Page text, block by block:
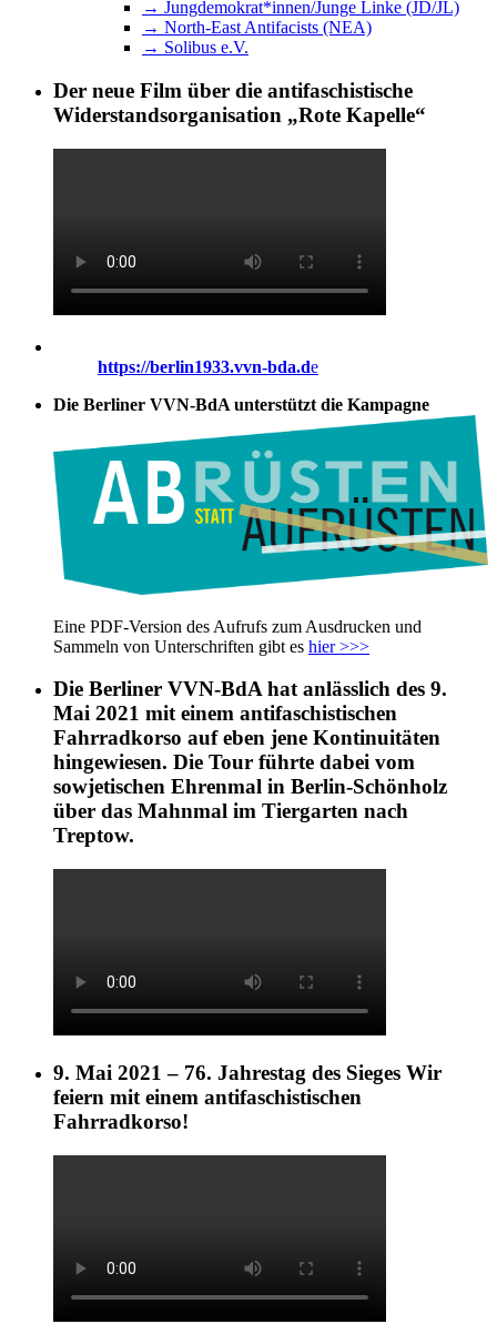
→ Jungdemokrat*innen/Junge Linke (JD/JL)
→ North-East Antifacists (NEA)
→ Solibus e.V.
Der neue Film über die antifaschistische
Widerstandsorganisation „Rote Kapelle“
https://berlin1933.vvn-bda.de
Die Berliner VVN-BdA unterstützt die Kampagne
Eine PDF-Version des Aufrufs zum Ausdrucken und
Sammeln von Unterschriften gibt es hier >>>
Die Berliner VVN-BdA hat anlässlich des 9.
Mai 2021 mit einem antifaschistischen
Fahrradkorso auf eben jene Kontinuitäten
hingewiesen. Die Tour führte dabei vom
sowjetischen Ehrenmal in Berlin-Schönholz
über das Mahnmal im Tiergarten nach
Treptow.
9. Mai 2021 – 76. Jahrestag des Sieges Wir
feiern mit einem antifaschistischen
Fahrradkorso!